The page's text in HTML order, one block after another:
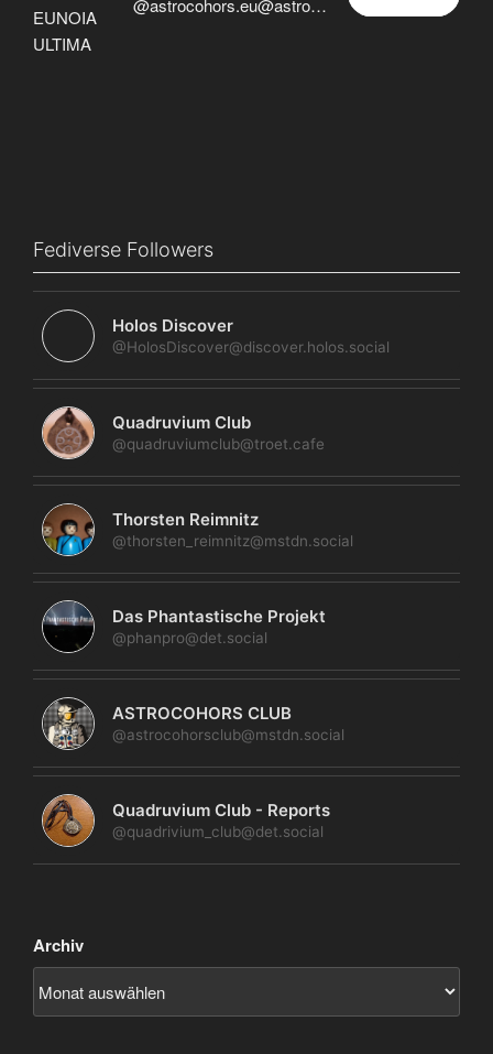
@astrocohors.eu@astrocohors.eu
Fediverse Followers
Holos Discover
@HolosDiscover@discover.holos.social
Quadruvium Club
@quadruviumclub@troet.cafe
Thorsten Reimnitz
@thorsten_reimnitz@mstdn.social
Das Phantastische Projekt
@phanpro@det.social
ASTROCOHORS CLUB
@astrocohorsclub@mstdn.social
Quadruvium Club - Reports
@quadrivium_club@det.social
Archiv